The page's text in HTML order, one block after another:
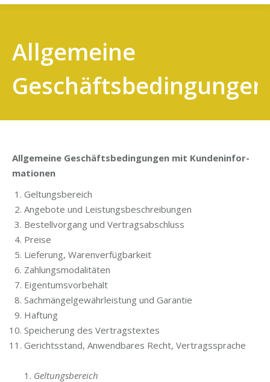
Allgemeine
Geschäftsbedingungen
All­ge­mei­ne Geschäfts­be­din­gun­gen mit Kun­den­in­for­
ma­tio­nen
Gel­tungs­be­reich
Ange­bo­te und Leistungsbeschreibungen
Bestell­vor­gang und Vertragsabschluss
Prei­se
Lie­fe­rung, Warenverfügbarkeit
Zah­lungs­mo­da­li­tä­ten
Eigen­tums­vor­be­halt
Sach­män­gel­ge­währ­leis­tung und Garantie
Haf­tung
Spei­che­rung des Vertragstextes
Gerichts­stand, Anwend­ba­res Recht, Vertragssprache
1. Gel­tungs­be­reich